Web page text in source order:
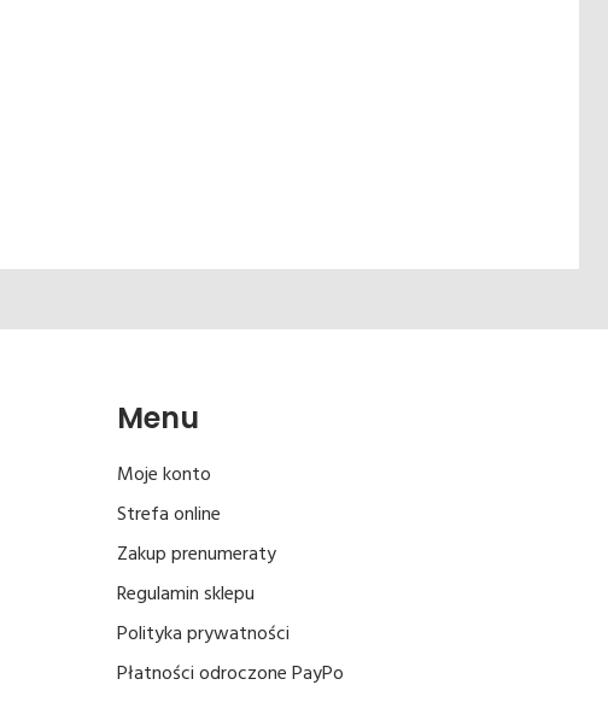
Menu
Moje konto
Strefa online
Zakup prenumeraty
Regulamin sklepu
Polityka prywatności
Płatności odroczone PayPo